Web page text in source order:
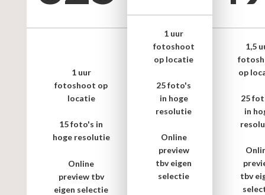
1 uur
fotoshoot op
locatie
15 foto's in
hoge resolutie
Online
preview tbv
eigen selectie
1 uur
fotoshoot
op locatie
25 foto's
in hoge
resolutie
Online
preview
tbv eigen
selectie
1,5
op
25
in
tbv